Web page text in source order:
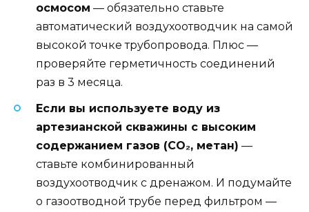
осмосом — обязательно ставьте
автоматический воздухоотводчик на самой
высокой точке трубопровода. Плюс —
проверяйте герметичность соединений
раз в 3 месяца.
Если вы используете воду из
артезианской скважины с высоким
содержанием газов (CO₂, метан) —
ставьте комбинированный
воздухоотводчик с дренажом. И подумайте
о газоотводной трубе перед фильтром —